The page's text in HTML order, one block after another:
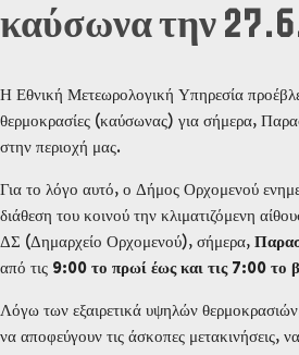
καύσωνα την
Η Εθνική Μετεωρολογική Υπηρεσία
θερμοκρασίες (καύσωνας) για σήμερα,
στην περιοχή μας.
Για το λόγο αυτό, ο Δήμος Ορχομενού
διάθεση του κοινού την κλιματιζόμενη
ΔΣ (Δημαρχείο Ορχομενού), σήμερα,
από τις 9:00 το πρωί έως και τις 7:00 το
Λόγω των εξαιρετικά υψηλών
να αποφεύγουν τις άσκοπες μετακινήσεις,